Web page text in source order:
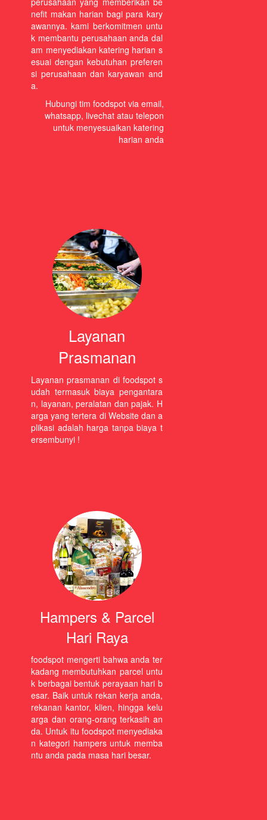
nefit makan harian bagi para kary
awannya. kami berkomitmen untu
k membantu perusahaan anda dal
am menyediakan katering harian s
esuai dengan kebutuhan preferen
si perusahaan dan karyawan and
a.
Hubungi tim foodspot via email,
whatsapp, livechat atau telepon
untuk menyesuaikan katering
harian anda
Layanan
Prasmanan
Layanan prasmanan di foodspot s
udah termasuk biaya pengantara
n, layanan, peralatan dan pajak. H
arga yang tertera di Website dan a
plikasi adalah harga tanpa biaya t
ersembunyi !
Hampers & Parcel
Hari Raya
foodspot mengerti bahwa anda ter
kadang membutuhkan parcel untu
k berbagai bentuk perayaan hari b
esar. Baik untuk rekan kerja anda,
rekanan kantor, klien, hingga kelu
arga dan orang-orang terkasih an
da. Untuk itu foodspot menyediaka
n kategori hampers untuk memba
ntu anda pada masa hari besar.